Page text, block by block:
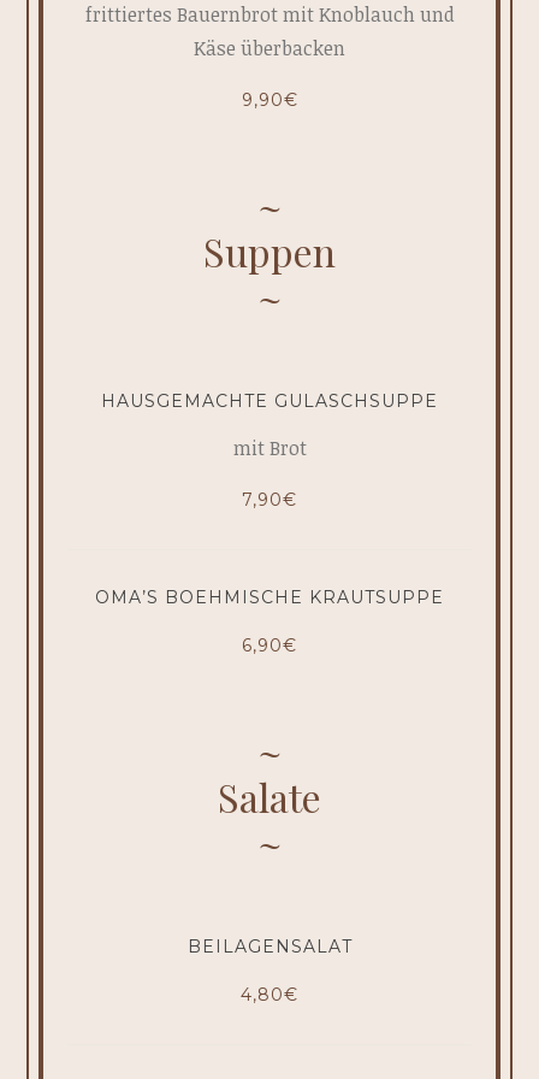
frittiertes Bauernbrot mit Knoblauch und
Käse überbacken
9,90€
Suppen
HAUSGEMACHTE GULASCHSUPPE
mit Brot
7,90€
OMA’S BOEHMISCHE KRAUTSUPPE
6,90€
Salate
BEILAGENSALAT
4,80€